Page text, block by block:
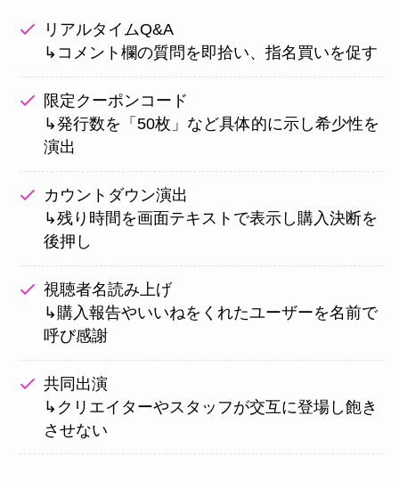
リアルタイムQ&A
↳コメント欄の質問を即拾い、指名買いを促す
限定クーポンコード
↳発行数を「50枚」など具体的に示し希少性を
演出
カウントダウン演出
↳残り時間を画面テキストで表示し購入決断を
後押し
視聴者名読み上げ
↳購入報告やいいねをくれたユーザーを名前で
呼び感謝
共同出演
↳クリエイターやスタッフが交互に登場し飽き
させない